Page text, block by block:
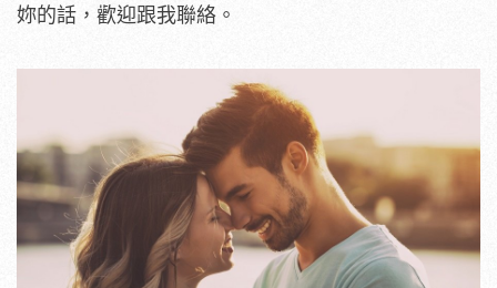
妳的話，歡迎跟我聯絡。